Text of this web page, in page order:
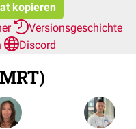
kopieren
Versionsgeschichte
Discord